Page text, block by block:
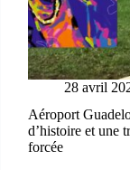
28 avril
Aéroport
d’histoire et une
forcée